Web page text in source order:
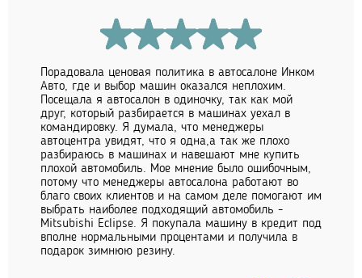
Порадовала ценовая политика в автосалоне Инком
Авто, где и выбор машин оказался неплохим.
Посещала я автосалон в одиночку, так как мой
друг, который разбирается в машинах уехал в
командировку. Я думала, что менеджеры
автоцентра увидят, что я одна,а так же плохо
разбираюсь в машинах и навешают мне купить
плохой автомобиль. Мое мнение было ошибочным,
потому что менеджеры автосалона работают во
благо своих клиентов и на самом деле помогают им
выбрать наиболее подходящий автомобиль -
Mitsubishi Eclipse. Я покупала машину в кредит под
вполне нормальными процентами и получила в
подарок зимнюю резину.